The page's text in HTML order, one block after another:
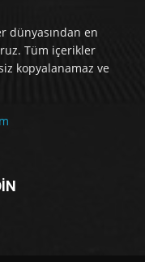
dünyasından en
Tüm içerikler
kopyalanamaz ve